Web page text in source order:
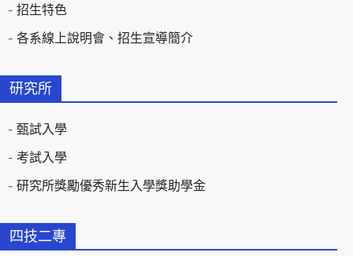
招生特色
各系線上說明會、招生宣導簡介
研究所
甄試入學
考試入學
研究所獎勵優秀新生入學獎助學金
四技二專